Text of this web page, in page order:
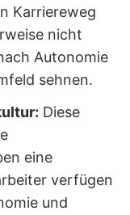
Karriereweg
nicht
Autonomie
sehnen.
Diese
eine
verfügen
und